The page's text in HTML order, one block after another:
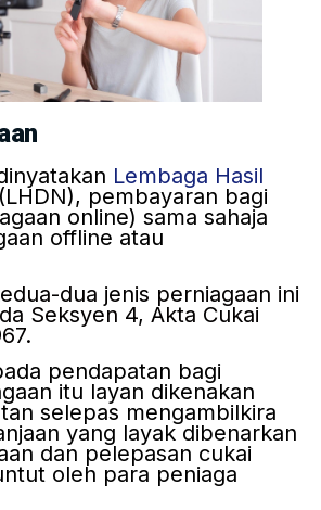
Lembaga Hasil
(LHDN), pembayaran bagi
online) sama sahaja
offline atau
dua jenis perniagaan ini
Seksyen 4, Akta Cukai
pendapatan bagi
itu layan dikenakan
selepas mengambilkira
yang layak dibenarkan
dan pelepasan cukai
oleh para peniaga